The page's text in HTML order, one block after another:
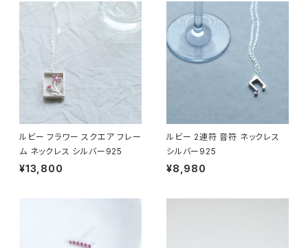
ルビー フラワー スクエア フレー
ム ネックレス シルバー925
¥13,800
ルビー 2連符 音符 ネックレス
シルバー925
¥8,980